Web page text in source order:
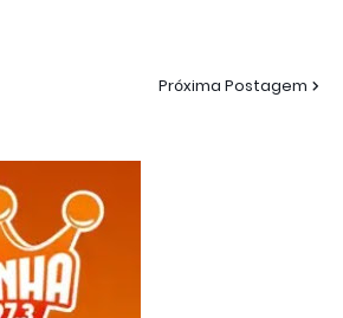
Próxima Postagem